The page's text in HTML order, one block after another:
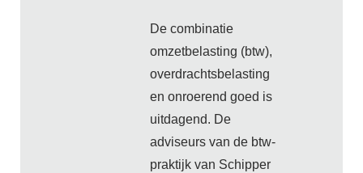
De combinatie
omzetbelasting (btw),
overdrachtsbelasting
en onroerend goed is
uitdagend. De
adviseurs van de btw-
praktijk van Schipper